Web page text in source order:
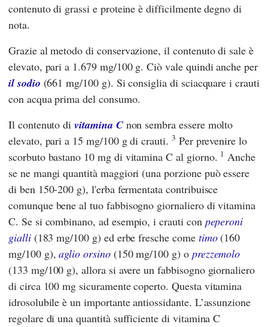
contenuto di grassi e proteine è difficilmente degno di
nota.
Grazie al metodo di conservazione, il contenuto di sale è
elevato, pari a 1.679 mg/100 g. Ciò vale quindi anche per
il sodio (661 mg/100 g). Si consiglia di sciacquare i crauti
con acqua prima del consumo.
Il contenuto divitamina Cnon sembra essere molto
elevato, pari a 15 mg/100 g di crauti. 3 Per prevenire lo
scorbuto bastano 10 mg di vitamina C al giorno. 1 Anche
se ne mangi quantità maggiori (una porzione può essere
di ben 150-200 g), l'erba fermentata contribuisce
comunque bene al tuo fabbisogno giornaliero di vitamina
C. Se si combinano, ad esempio, i crauti con peperoni
gialli(183 mg/100 g) ed erbe fresche come timo(160
mg/100 g),aglio orsino(150 mg/100 g) o prezzemolo
(133 mg/100 g), allora si avere un fabbisogno giornaliero
di circa 100 mg sicuramente coperto. Questa vitamina
idrosolubile è un importante antiossidante. L’assunzione
regolare di una quantità sufficiente di vitamina C